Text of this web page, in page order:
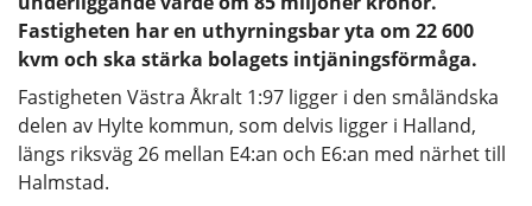
Fastigheten har en uthyrningsbar yta om 22 600
kvm och ska stärka bolagets intjäningsförmåga.
Fastigheten Västra Åkralt 1:97 ligger i den småländska
delen av Hylte kommun, som delvis ligger i Halland,
längs riksväg 26 mellan E4:an och E6:an med närhet till
Halmstad.